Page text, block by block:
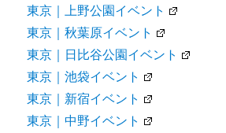
東京｜上野公園イベント
東京｜秋葉原イベント
東京｜日比谷公園イベント
東京｜池袋イベント
東京｜新宿イベント
東京｜中野イベント